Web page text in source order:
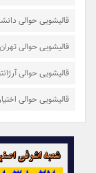
قالیشویی حوالی
قالیشویی حوالی
قالیشویی حوالی
قالیشویی حوالی